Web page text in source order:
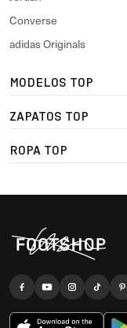
Converse
adidas Originals
MODELOS TOP
ZAPATOS TOP
ROPA TOP